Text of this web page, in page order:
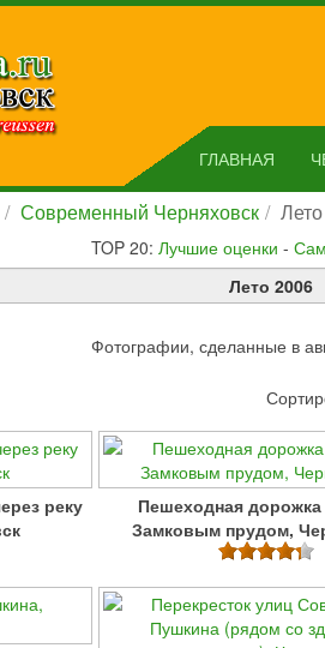
ГЛАВНАЯ
Современный Черняховск
TOP 20: Лучшие оценки -
Лето 2006
Фотографии, сделанные в
реку
Пешеходная
Замковым прудом,